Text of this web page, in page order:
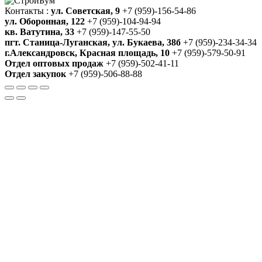
Контакты : ул. Советская, 9 +7 (959)-156-54-86
ул. Оборонная, 122 +7 (959)-104-94-94
кв. Ватутина, 33 +7 (959)-147-55-50
пгт. Станица-Луганская, ул. Букаева, 38б +7 (959)-234-34-34
г.Александровск, Красная площадь, 10 +7 (959)-579-50-91
Отдел оптовых продаж +7 (959)-502-41-11
Отдел закупок +7 (959)-506-88-88